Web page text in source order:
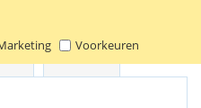
Voorkeuren
Galaxy A7. Kleur: rood.
Reviews